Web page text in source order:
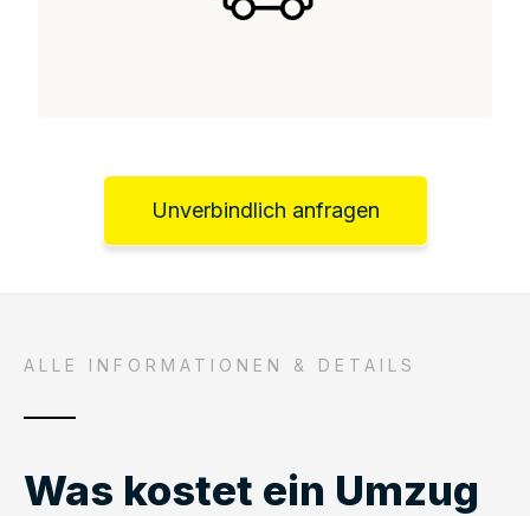
Unverbindlich anfragen
ALLE INFORMATIONEN & DETAILS
Was kostet ein Umzug